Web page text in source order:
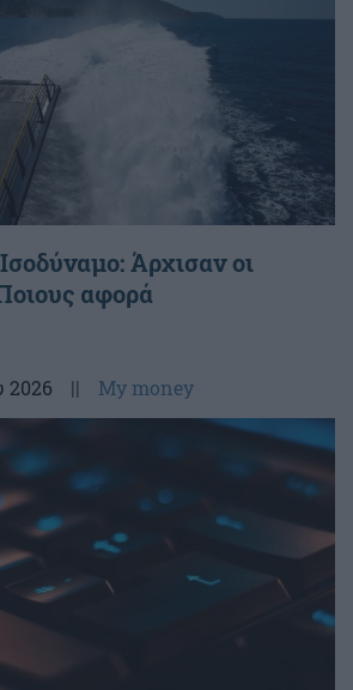
Άρχισαν οι
αφορά
2026 || My money